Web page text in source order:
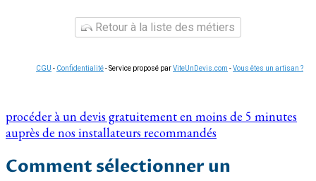
Retour à la liste des métiers
CGU - Confidentialité- Service proposé parViteUnDevis.com -Vous êtes un artisan ?
procéder à un devis gratuitement en moins de 5 minutes
auprès de nos installateurs recommandés
Comment sélectionner un